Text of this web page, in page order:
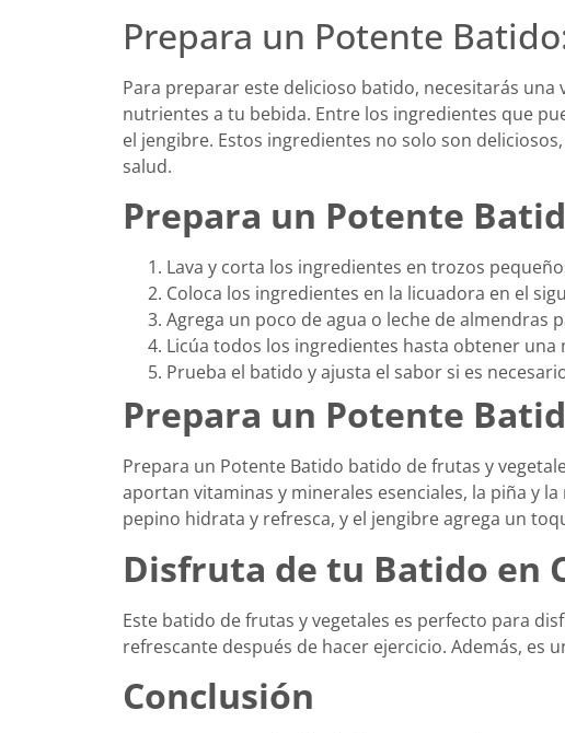
Prepara un Potente
Para preparar este delicioso batido, necesitarás
nutrientes a tu bebida. Entre los ingredientes que
el jengibre. Estos ingredientes no solo son
salud.
Prepara un Potente
Lava y corta los ingredientes en trozos
Coloca los ingredientes en la licuadora en el
Agrega un poco de agua o leche de almendras
Licúa todos los ingredientes hasta obtener una
Prueba el batido y ajusta el sabor si es
Prepara un Potente
Prepara un Potente Batido batido de frutas y
aportan vitaminas y minerales esenciales, la piña y
pepino hidrata y refresca, y el jengibre agrega un
Disfruta de tu Batido en
Este batido de frutas y vegetales es perfecto para
refrescante después de hacer ejercicio. Además, es
Conclusión